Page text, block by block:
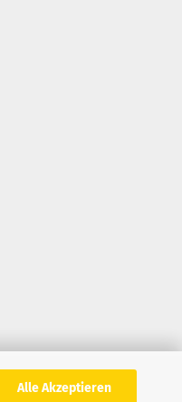
Alle Akzeptieren